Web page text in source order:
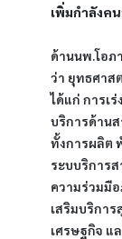
เพิ่มกำลังค
ด้านนพ.โอภ
ว่า ยุทธศาส
ได้แก่ การเ
บริการด้าน
ทั้งการผลิต
ระบบริการ
ความร่วมมื
เสริมบริกา
เศรษฐกิจ แ